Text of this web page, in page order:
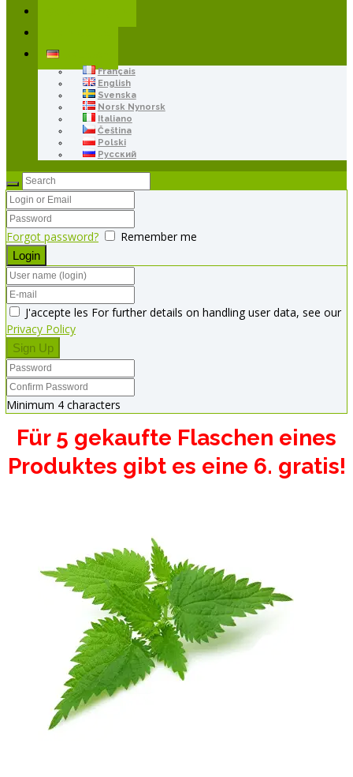
Français
English
Svenska
Norsk Nynorsk
Italiano
Čeština
Polski
Русский
Forgot password? Remember me
J'accepte les For further details on handling user data, see our
Privacy Policy
Minimum 4 characters
Für 5 gekaufte Flaschen eines
Produktes gibt es eine 6. gratis!